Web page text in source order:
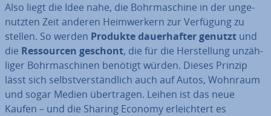
Also liegt die Idee nahe, die Bohr­ma­schi­ne in der un­ge­
nutz­ten Zeit anderen Heim­wer­kern zur Verfügung zu
stellen. So werden Produkte dau­er­haf­ter genutzt und
die Res­sour­cen geschont, die für die Her­stel­lung un­zäh­
li­ger Bohr­ma­schi­nen benötigt würden. Dieses Prinzip
lässt sich selbst­ver­ständ­lich auch auf Autos, Wohnraum
und sogar Medien über­tra­gen. Leihen ist das neue
Kaufen – und die Sharing Economy er­leich­tert es